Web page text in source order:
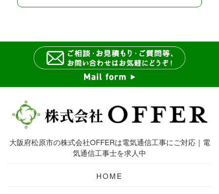
大阪府松原市の株式会社OFFERは電気通信工事にご対応｜電
気通信工事士を求人中
HOME